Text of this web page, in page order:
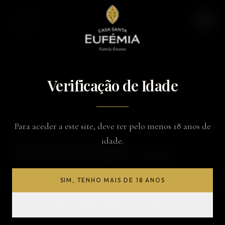
Verificação de Idade
Para aceder a este site, deve ter pelo menos 18 anos de
idade.
SIM, TENHO MAIS DE 18 ANOS
DOC DOURO
Reserva Branco 2021
NOTAS DE PROVA